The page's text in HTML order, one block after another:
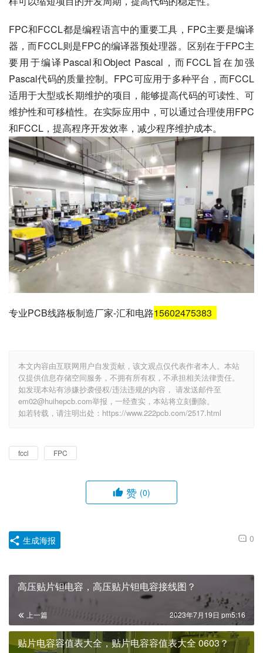
FPC和FCCL都是编程语言中的重要工具，FPC主要是编译
器，而FCCL则是FPC的编译器预处理器。区别在于FPC主
要用于编译Pascal和Object Pascal，而FCCL旨在加强
Pascal代码的质量控制。FPC可应用于多种平台，而FCCL
适用于大型或长期维护的项目，能够提高代码的可读性、可
维护性和可移植性。在实际应用中，可以通过合理使用FPC
和FCCL，提高程序开发效率，减少程序维护成本。
专业PCB线路板制造厂家-汇和电路15602475383
本文内容由互联网用户自发贡献，该文观点仅代表作者本人。本站
仅提供信息存储空间服务，不拥有所有权，不承担相关法律责任。
如发现本站有涉嫌抄袭侵权/违法违规的内容， 请发送邮件至
em02@huihepcb.com举报，一经查实，本站将立刻删除。
如若转载，请注明出处：https://www.222pcb.com/2517.html
fccl FPC
赞 (0)
0
生成海报
高压贴片钽电容，高压贴片钽电容接线图？
上一篇 2023年7月19日 pm5:16
贴片电容容值表大全，贴片电容容值表大全 0603？